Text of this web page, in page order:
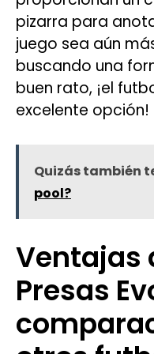
pizarra para
juego sea aún
buscando una
buen rato, ¡el
excelente opción!
Quizás también
pool?
Ventajas
Presas